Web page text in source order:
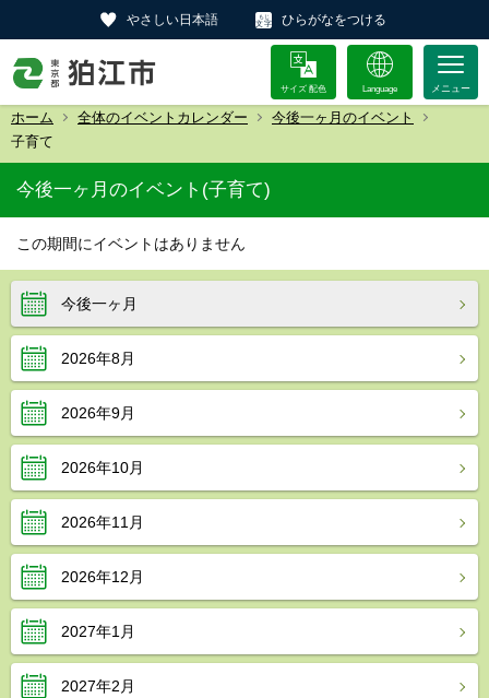
やさしい日本語 ひらがなをつける
サイズ 配色 Language
ホーム 全体のイベントカレンダー
今後一ヶ月のイベント
子育て
今後一ヶ月
2026年8月
2026年9月
2026年10月
2026年11月
2026年12月
2027年1月
2027年2月
今後一ヶ月のイベント(子育て)
この期間にイベントはありません